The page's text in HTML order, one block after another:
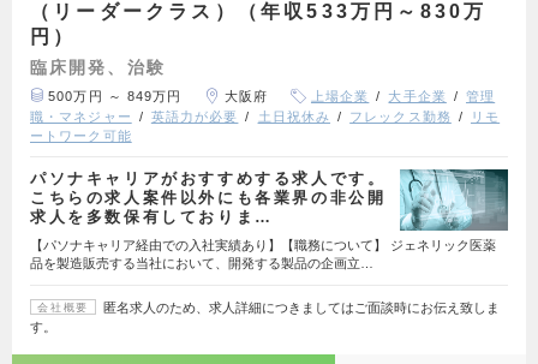
（リーダークラス）（年収533万円～830万
円）
臨床開発、治験
500万円 ～ 849万円 大阪府 上場企業 大手企業
管理
職・マネジャー
英語力が必要 土日祝休み フレックス勤務
リモ
ートワーク可能
パソナキャリアがおすすめする求人です。
こちらの求人案件以外にも各業界の非公開
求人を多数保有しておりま…
【パソナキャリア経由での入社実績あり】【職務について】 ジェネリック医薬
品を製造販売する当社において、開発する製品の企画立…
会社概要
匿名求人のため、求人詳細につきましてはご面談時にお伝え致しま
す。